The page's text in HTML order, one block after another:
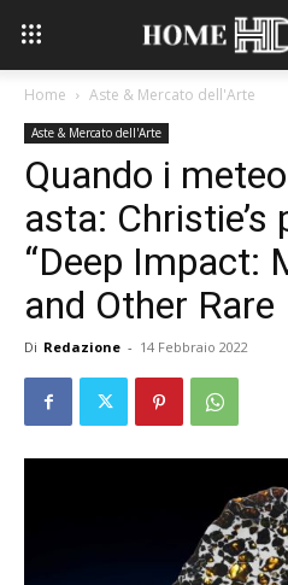
Home Aste & Mercato dell'Arte
Aste & Mercato dell'Arte
Quando i
asta: Christie’s
“Deep Impact:
and Other
Di Redazione - 14 Febbraio 2022